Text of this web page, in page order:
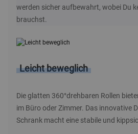
werden sicher aufbewahrt, wobei Du
brauchst.
Leicht beweglich
Die glatten 360°drehbaren Rollen
im Büro oder Zimmer. Das innovative
Schrank macht eine stabile und